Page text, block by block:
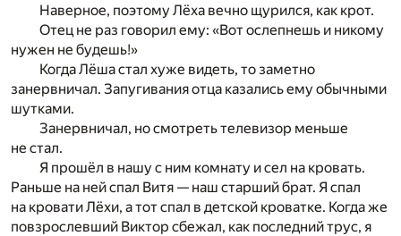
Наверное, поэтому Лёха вечно щурился, как крот.
Отец не раз говорил ему: «Вот ослепнешь и никому
нужен не будешь!»
Когда Лёша стал хуже видеть, то заметно
занервничал. Запугивания отца казались ему обычными
шутками.
Занервничал, но смотреть телевизор меньше
не стал.
Я прошёл в нашу с ним комнату и сел на кровать.
Раньше на ней спал Витя — наш старший брат. Я спал
на кровати Лёхи, а тот спал в детской кроватке. Когда же
повзрослевший Виктор сбежал, как последний трус, я